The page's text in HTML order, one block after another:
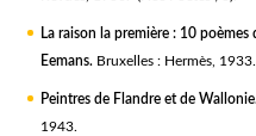
La raison la première : 10 poèmes
Eemans. Bruxelles : Hermès, 1933.
Peintres de Flandre et de
1943.